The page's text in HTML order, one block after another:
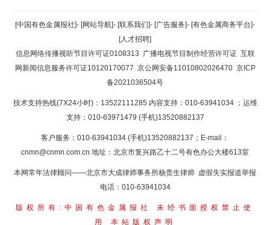
返回顶部
返回首页
[中国有色金属报社]- [网站导航]- [联系我们]- [广告服务]- [有色金属商务平台]-
[人才招聘]
信息网络传播视听节目许可证0108313 广播电视节目制作经营许可证 互联
网新闻信息服务许可证10120170077 京公网安备11010802026470 京ICP
备2021036504号
技术支持热线(7X24小时)：13522111285 内容支持：010-63941034 ；运维
支持：010-63971479 (手机)13520882137
客户服务：010-63941034 (手机)13520882137；E-mail：
cnmn@cnmn.com.cn 地址：北京市复兴路乙十二号有色办公大楼613室
本网常年法律顾问——北京市大成律师事务所杨贵生律师 虚假失实报道举报
电话：010-63941034
版权所有:中国有色金属报社
未经书面授权禁止使
用 本站版权声明